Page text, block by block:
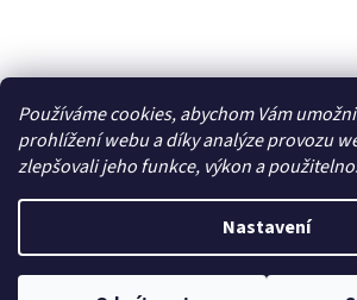
Používáme cookies, abychom Vám
prohlížení webu a díky analýze provozu
zlepšovali jeho funkce, výkon a
Nastavení
Vytvořil Shoptet
Copyright 2026Epřístroje.cz. Všechna